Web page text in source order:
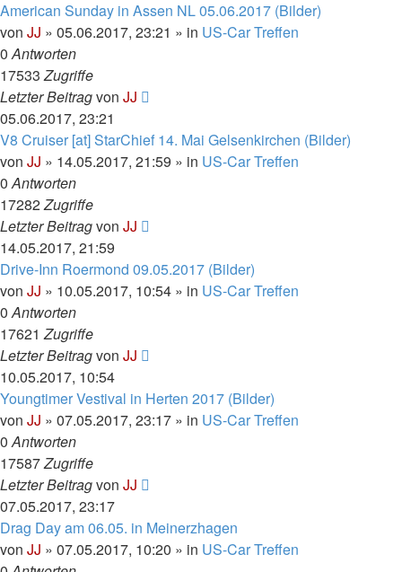
American Sunday in Assen NL 05.06.2017 (Bilder)
von JJ » 05.06.2017, 23:21 » in US-Car Treffen
0Antworten
17533Zugriffe
Letzter Beitragvon JJ
05.06.2017, 23:21
V8 Cruiser [at] StarChief 14. Mai Gelsenkirchen (Bilder)
von JJ » 14.05.2017, 21:59 » in US-Car Treffen
0Antworten
17282Zugriffe
Letzter Beitragvon JJ
14.05.2017, 21:59
Drive-Inn Roermond 09.05.2017 (Bilder)
von JJ » 10.05.2017, 10:54 » in US-Car Treffen
0Antworten
17621Zugriffe
Letzter Beitragvon JJ
10.05.2017, 10:54
Youngtimer Vestival in Herten 2017 (Bilder)
von JJ » 07.05.2017, 23:17 » in US-Car Treffen
0Antworten
17587Zugriffe
Letzter Beitragvon JJ
07.05.2017, 23:17
Drag Day am 06.05. in Meinerzhagen
von JJ » 07.05.2017, 10:20 » in US-Car Treffen